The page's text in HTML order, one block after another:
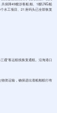
共保障49艘涉客船舶、1艘LNG船
水工项目、21座码头已全部恢复
通”客运航线恢复通航。沿海港口
资运输，确保进出港船舶航行有